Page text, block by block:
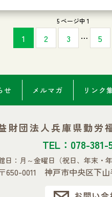
5 ページ中 1
1 2 3 … 5
せ メルマガ リンク
財団法人兵庫県勤労
TEL：078-
日：月～金曜日 （祝日、年末・
650-0011 神戸市中央区下